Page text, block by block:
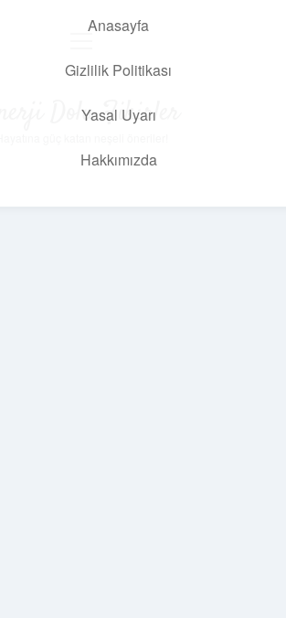
Anasayfa
Gizlilik Politikası
Yasal Uyarı
Hakkımızda
Enerji Dolu Fikirler